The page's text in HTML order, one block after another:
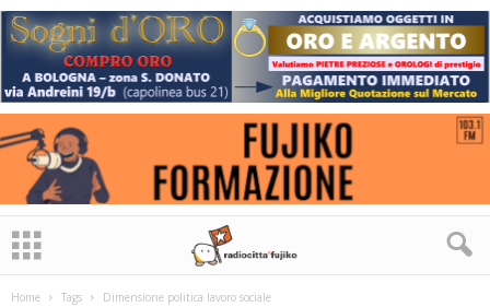
Home Tags Dimensione politica lavoro sociale